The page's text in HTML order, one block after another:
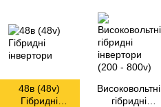
48в (48v)
Гібридні
Високовольтні
гібридні